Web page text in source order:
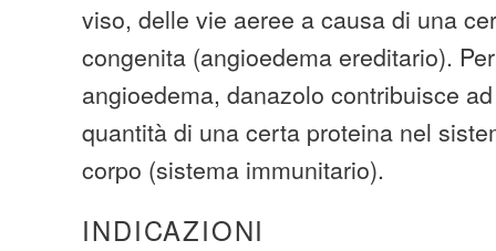
viso, delle vie aeree a causa di una
congenita (angioedema ereditario).
angioedema, danazolo contribuisce
quantità di una certa proteina nel
corpo (sistema immunitario).
INDICAZIONI